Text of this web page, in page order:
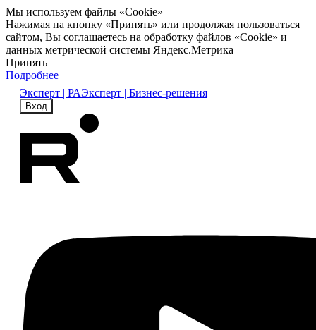
Мы используем файлы «Cookie»
Нажимая на кнопку «Принять» или продолжая пользоваться
сайтом, Вы соглашаетесь на обработку файлов «Cookie» и
данных метрической системы Яндекс.Метрика
Принять
Подробнее
Эксперт | РАЭксперт | Бизнес-решения
Вход